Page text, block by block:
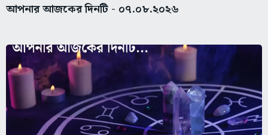
আপনার আজকের দিনটি - ০৭.০৮.২০২৬